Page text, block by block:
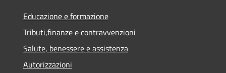
Educazione e formazione
Tributi,finanze e contravvenzioni
Salute, benessere e assistenza
Autorizzazioni